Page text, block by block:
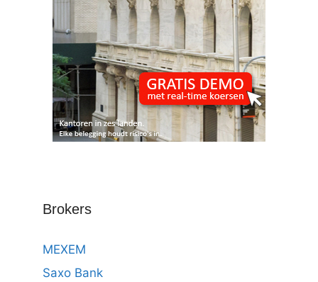
Brokers
MEXEM
Saxo Bank